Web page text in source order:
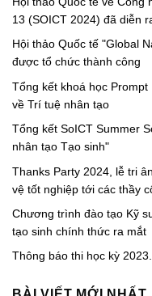
13 (SOICT 2024) đã diễn
Hội thảo Quốc tế "Global
được tổ chức thành công
Tổng kết khoá học
về Trí tuệ nhân tạo
Tổng kết SoICT Summer
nhân tạo Tạo sinh"
Thanks Party 2024, lễ tri
vệ tốt nghiệp tới các thầy
Chương trình đào tạo Kỹ
tạo sinh chính thức ra mắt
Thông báo thi học kỳ